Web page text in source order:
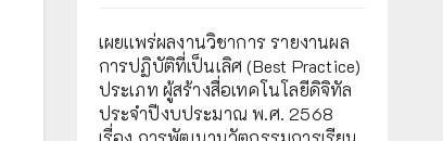
เผยเเพร่ผลงานวิชาการ รายงานผล
การปฏิบัติที่เป็นเลิศ (Best Practice)
ประเภท ผู้สร้างสื่อเทคโนโลยีดิจิทัล
ประจำปีงบประมาณ พ.ศ. 2568